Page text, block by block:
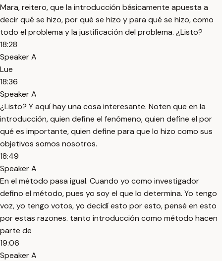
Mara, reitero, que la introducción básicamente apuesta a
decir qué se hizo, por qué se hizo y para qué se hizo, como
todo el problema y la justificación del problema. ¿Listo?
18:28
Speaker A
Lue
18:36
Speaker A
¿Listo? Y aquí hay una cosa interesante. Noten que en la
introducción, quien define el fenómeno, quien define el por
qué es importante, quien define para que lo hizo como sus
objetivos somos nosotros.
18:49
Speaker A
En el método pasa igual. Cuando yo como investigador
defino el método, pues yo soy el que lo determina. Yo tengo
voz, yo tengo votos, yo decidí esto por esto, pensé en esto
por estas razones. tanto introducción como método hacen
parte de
19:06
Speaker A